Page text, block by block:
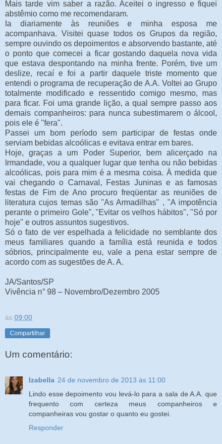
Mais tarde vim saber a razão. Aceitei o ingresso e fiquei
abstêmio como me recomendaram.
Ia diariamente às reuniões e minha esposa me
acompanhava. Visitei quase todos os Grupos da região,
sempre ouvindo os depoimentos e absorvendo bastante, até
o ponto que comecei a ficar gostando daquela nova vida
que estava despontando na minha frente. Porém, tive um
deslize, recaí e foi a partir daquele triste momento que
entendi o programa de recuperação de A.A. Voltei ao Grupo
totalmente modificado e ressentido comigo mesmo, mas
para ficar. Foi uma grande lição, a qual sempre passo aos
demais companheiros: para nunca subestimarem o álcool,
pois ele é "fera".
Passei um bom período sem participar de festas onde
serviam bebidas alcoólicas e evitava entrar em bares.
Hoje, graças a um Poder Superior, bem alicerçado na
Irmandade, vou a qualquer lugar que tenha ou não bebidas
alcoólicas, pois para mim é a mesma coisa. À medida que
vai chegando o Carnaval, Festas Juninas e as famosas
festas de Fim de Ano procuro freqüentar as reuniões de
literatura cujos temas são "As Armadilhas" , "A impotência
perante o primeiro Gole", "Evitar os velhos hábitos", "Só por
hoje" e outros assuntos sugestivos.
Só o fato de ver espelhada a felicidade no semblante dos
meus familiares quando a família está reunida e todos
sóbrios, principalmente eu, vale a pena estar sempre de
acordo com as sugestões de A. A.
JA/Santos/SP
Vivência n° 98 – Novembro/Dezembro 2005
às 09:00
Compartilhar
Um comentário:
Izabella 24 de novembro de 2013 às 11:00
Lindo esse depoimento vou levá-lo para a sala de A.A. que
frequento com certeza meus companheiros e
companheiras vou gostar o quanto eu gostei.
Responder